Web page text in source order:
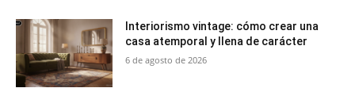
Interiorismo vintage: cómo crear una
casa atemporal y llena de carácter
6 de agosto de 2026